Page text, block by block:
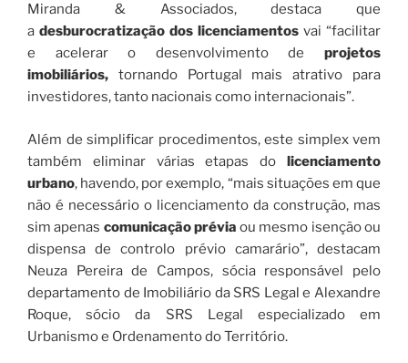
Miranda & Associados, destaca que
a desburocratização dos licenciamentos vai “facilitar
e acelerar o desenvolvimento de projetos
imobiliários, tornando Portugal mais atrativo para
investidores, tanto nacionais como internacionais”.
Além de simplificar procedimentos, este simplex vem
também eliminar várias etapas do licenciamento
urbano, havendo, por exemplo, “mais situações em que
não é necessário o licenciamento da construção, mas
sim apenas comunicação préviaou mesmo isenção ou
dispensa de controlo prévio camarário”, destacam
Neuza Pereira de Campos, sócia responsável pelo
departamento de Imobiliário da SRS Legal e Alexandre
Roque, sócio da SRS Legal especializado em
Urbanismo e Ordenamento do Território.